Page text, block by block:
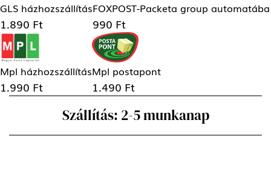
GLS házhozszállítás
1.890 Ft
FOXPOST-Packeta group automatába
990 Ft
Mpl házhozszállítás
1.990 Ft
Mpl postapont
1.490 Ft
Szállítás: 2-5 munkanap